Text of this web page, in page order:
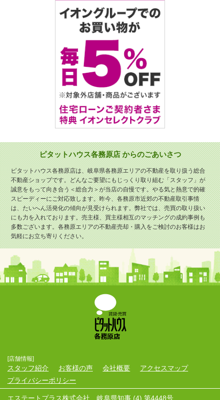
ピタットハウス各務原店 からのごあいさつ
ピタットハウス各務原店は、岐阜県各務原エリアの不動産を取り扱う総合
不動産ショップです。どんなご要望にもじっくり取り組む「スタッフ」が
誠意をもって向き合う＜総合力＞が当店の自慢です。やる気と熱意で的確
スピーディーにご対応致します。昨今、各務原市近郊の不動産取引事情
は、たいへん活発化の傾向が見受けられます。弊社では、売買の取り扱い
にも力を入れております。売主様、買主様相互のマッチングの成約事例も
多数ございます。各務原エリアの不動産売却・購入をご検討のお客様はお
気軽にお立ち寄りください。
[店舗情報]
スタッフ紹介 お客様の声 会社概要
アクセスマップ
プライバシーポリシー
エステートプラス株式会社 岐阜県知事 (4) 第4448号